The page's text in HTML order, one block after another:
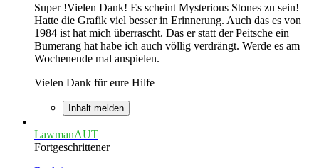
Super !Vielen Dank! Es scheint Mysterious Stones zu sein!
Hatte die Grafik viel besser in Erinnerung. Auch das es von
1984 ist hat mich überrascht. Das er statt der Peitsche ein
Bumerang hat habe ich auch völlig verdrängt. Werde es am
Wochenende mal anspielen.
Vielen Dank für eure Hilfe
Inhalt melden
LawmanAUT
Fortgeschrittener